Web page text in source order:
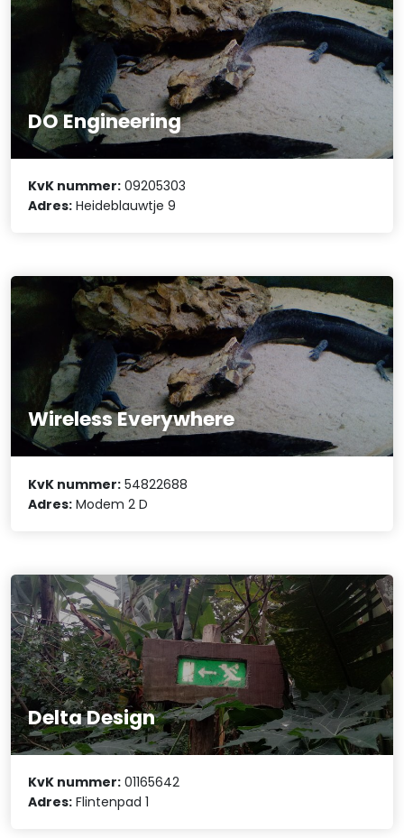
DO Engineering
KvK nummer: 09205303
Adres: Heideblauwtje 9
Wireless Everywhere
KvK nummer: 54822688
Adres: Modem 2 D
Delta Design
KvK nummer: 01165642
Adres: Flintenpad 1